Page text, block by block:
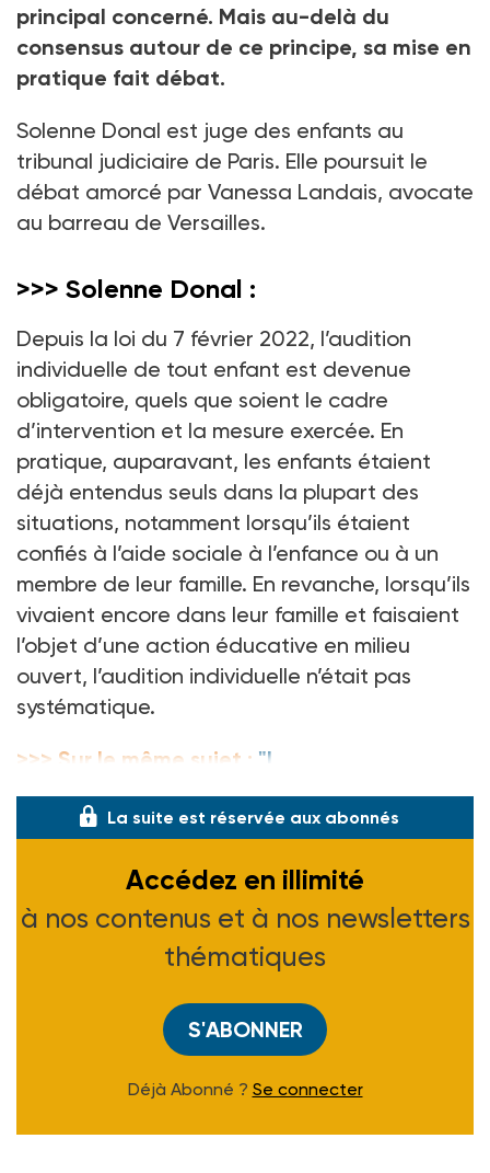
principal concerné. Mais au-delà du
consensus autour de ce principe, sa mise en
pratique fait débat.
Solenne Donal est juge des enfants au
tribunal judiciaire de Paris. Elle poursuit le
débat amorcé par Vanessa Landais, avocate
au barreau de Versailles.
>>> Solenne Donal :
Depuis la loi du 7 février 2022, l’audition
individuelle de tout enfant est devenue
obligatoire, quels que soient le cadre
d’intervention et la mesure exercée. En
pratique, auparavant, les enfants étaient
déjà entendus seuls dans la plupart des
situations, notamment lorsqu’ils étaient
confiés à l’aide sociale à l’enfance ou à un
membre de leur famille. En revanche, lorsqu’ils
vivaient encore dans leur famille et faisaient
l’objet d’une action éducative en milieu
ouvert, l’audition individuelle n’était pas
systématique.
>>> Sur le même sujet : "I
La suite est réservée aux abonnés
Accédez en illimité
à nos contenus et à nos newsletters
thématiques
S'ABONNER
Déjà Abonné ? Se connecter